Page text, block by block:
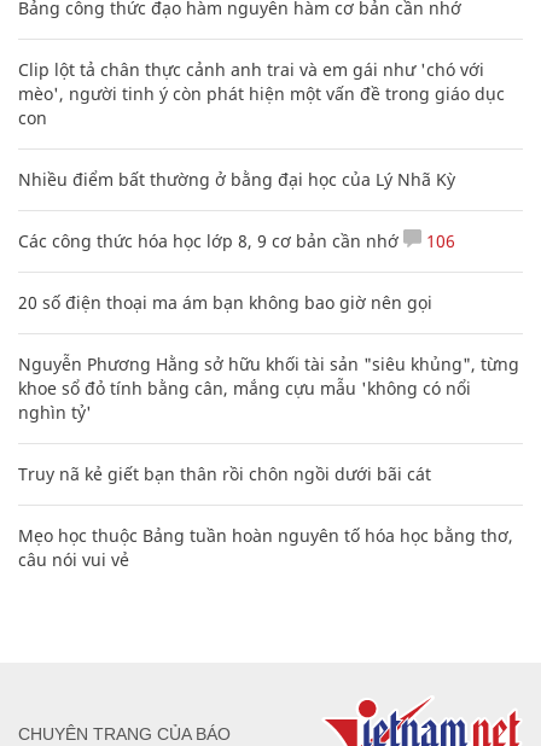
Bảng công thức đạo hàm nguyên hàm cơ bản cần nhớ
Clip lột tả chân thực cảnh anh trai và em gái như 'chó với
mèo', người tinh ý còn phát hiện một vấn đề trong giáo dục
con
Nhiều điểm bất thường ở bằng đại học của Lý Nhã Kỳ
Các công thức hóa học lớp 8, 9 cơ bản cần nhớ 106
20 số điện thoại ma ám bạn không bao giờ nên gọi
Nguyễn Phương Hằng sở hữu khối tài sản "siêu khủng", từng
khoe sổ đỏ tính bằng cân, mắng cựu mẫu 'không có nổi
nghìn tỷ'
Truy nã kẻ giết bạn thân rồi chôn ngồi dưới bãi cát
Mẹo học thuộc Bảng tuần hoàn nguyên tố hóa học bằng thơ,
câu nói vui vẻ
CHUYÊN TRANG CỦA BÁO